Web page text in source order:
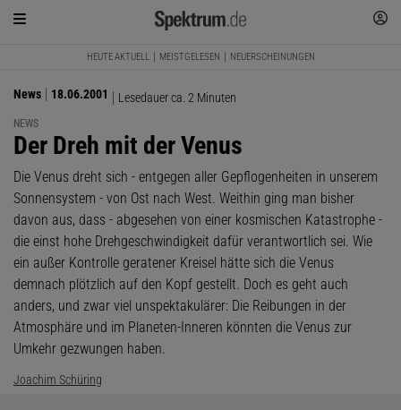
HEUTE AKTUELL MEISTGELESEN NEUERSCHEINUNGEN
News 18.06.2001 Lesedauer ca. 2 Minuten
NEWS
:
Der Dreh mit der Venus
Die Venus dreht sich - entgegen aller Gepflogenheiten in unserem
Sonnensystem - von Ost nach West. Weithin ging man bisher
davon aus, dass - abgesehen von einer kosmischen Katastrophe -
die einst hohe Drehgeschwindigkeit dafür verantwortlich sei. Wie
ein außer Kontrolle geratener Kreisel hätte sich die Venus
demnach plötzlich auf den Kopf gestellt. Doch es geht auch
anders, und zwar viel unspektakulärer: Die Reibungen in der
Atmosphäre und im Planeten-Inneren könnten die Venus zur
Umkehr gezwungen haben.
Joachim Schüring